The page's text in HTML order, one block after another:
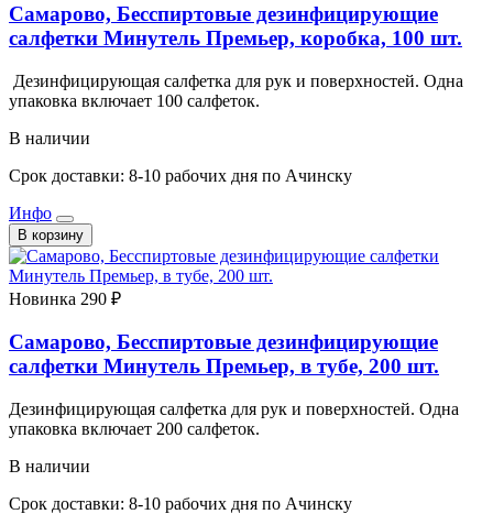
Самарово, Бесспиртовые дезинфицирующие
салфетки Минутель Премьер, коробка, 100 шт.
Дезинфицирующая салфетка для рук и поверхностей. Одна
упаковка включает 100 салфеток.
В наличии
Срок доставки: 8-10 рабочих дня по Ачинску
Инфо
В корзину
Новинка 290 ₽
Самарово, Бесспиртовые дезинфицирующие
салфетки Минутель Премьер, в тубе, 200 шт.
Дезинфицирующая салфетка для рук и поверхностей. Одна
упаковка включает 200 салфеток.
В наличии
Срок доставки: 8-10 рабочих дня по Ачинску